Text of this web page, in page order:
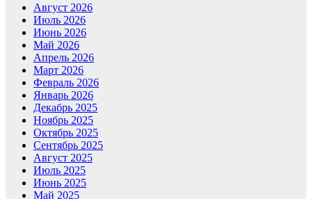
Август 2026
Июль 2026
Июнь 2026
Май 2026
Апрель 2026
Март 2026
Февраль 2026
Январь 2026
Декабрь 2025
Ноябрь 2025
Октябрь 2025
Сентябрь 2025
Август 2025
Июль 2025
Июнь 2025
Май 2025